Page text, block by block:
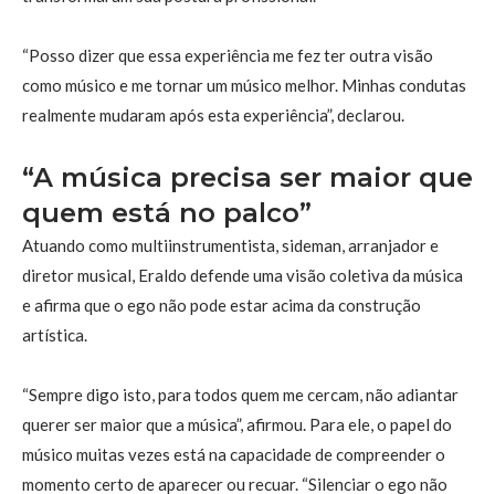
“Posso dizer que essa experiência me fez ter outra visão
como músico e me tornar um músico melhor. Minhas condutas
realmente mudaram após esta experiência”, declarou.
“A música precisa ser maior que
quem está no palco”
Atuando como multiinstrumentista, sideman, arranjador e
diretor musical, Eraldo defende uma visão coletiva da música
e afirma que o ego não pode estar acima da construção
artística.
“Sempre digo isto, para todos quem me cercam, não adiantar
querer ser maior que a música”, afirmou. Para ele, o papel do
músico muitas vezes está na capacidade de compreender o
momento certo de aparecer ou recuar. “Silenciar o ego não